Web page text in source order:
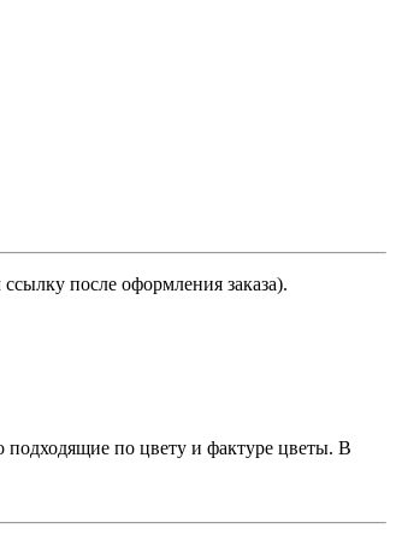
после оформления заказа).
по цвету и фактуре цветы. В